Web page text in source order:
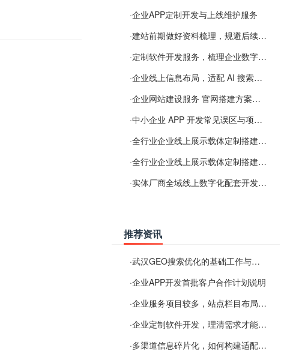
·企业APP定制开发与上线维护服务
·建站前期做好资料梳理，规避后续各类使用难题
·定制软件开发服务，梳理企业数字化落地常见难点
·企业线上信息布局，适配 AI 搜索需要留意这些要点
·企业网站建设服务 官网搭建方案经验分享
·中小企业 APP 开发常见误区与项目规划实用经验
·全行业企业线上展示载体定制搭建服务
·全行业企业线上展示载体定制搭建服务
·实体厂商全域线上数字化配套开发与地域检索优化服务
推荐资讯
·武汉GEO搜索优化的基础工作与实施思路
·企业APP开发首批客户合作计划说明
·企业服务项目较多，站点栏目布局规划参考思路
·企业定制软件开发，理清需求才能提升数字化落地效率
·多渠道信息碎片化，如何构建适配 AI 检索的品牌信息源